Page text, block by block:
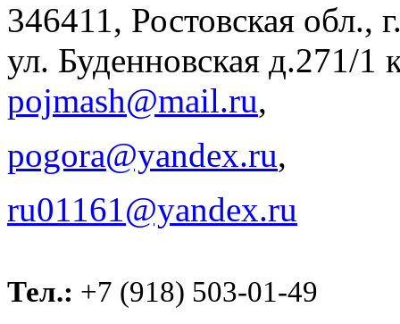
346411, Ростовская обл.,
ул. Буденновская д.271/1
pojmash@mail.ru,
pogora@yandex.ru,
ru01161@yandex.ru
Тел.: +7 (918) 503-01-49